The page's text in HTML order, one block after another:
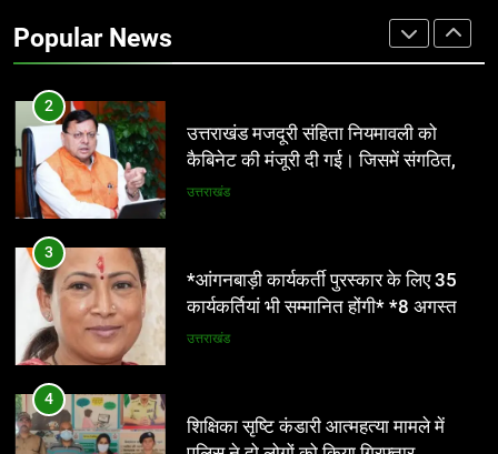
Popular News
2
उत्तराखंड मजदूरी संहिता नियमावली को
कैबिनेट की मंजूरी दी गई। जिसमें संगठित,
असंगठित क्षेत्र के श्रमिकों के हितों का संरक्षण
लिए समान कार्य की समान मजदूरी होगी
उत्तराखंड
3
*आंगनबाड़ी कार्यकर्ती पुरस्कार के लिए 35
कार्यकर्तियां भी सम्मानित होंगी* *8 अगस्त को
देहरादून में होगा राज्य स्तरीय सम्मान समारोह*
उत्तराखंड
4
शिक्षिका सृष्टि कंडारी आत्महत्या मामले में